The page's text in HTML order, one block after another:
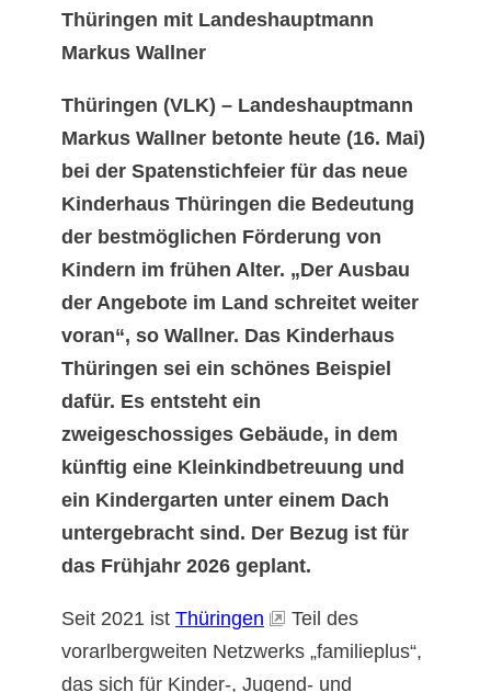
Thüringen mit Landeshauptmann
Markus Wallner
Thüringen (VLK) – Landeshauptmann
Markus Wallner betonte heute (16. Mai)
bei der Spatenstichfeier für das neue
Kinderhaus Thüringen die Bedeutung
der bestmöglichen Förderung von
Kindern im frühen Alter. „Der Ausbau
der Angebote im Land schreitet weiter
voran“, so Wallner. Das Kinderhaus
Thüringen sei ein schönes Beispiel
dafür. Es entsteht ein
zweigeschossiges Gebäude, in dem
künftig eine Kleinkindbetreuung und
ein Kindergarten unter einem Dach
untergebracht sind. Der Bezug ist für
das Frühjahr 2026 geplant.
Seit 2021 ist Thüringen
Teil des
vorarlbergweiten Netzwerks „familieplus“,
das sich für Kinder-, Jugend- und